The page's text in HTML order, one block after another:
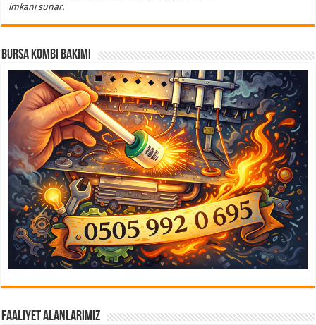
imkanı sunar.
Bursa Kombi Bakımı
Faaliyet Alanlarımız